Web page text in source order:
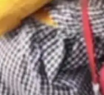
对安全性、
首先是数据
发场景，公
升的需求。
全要求较...
！ 随着各行
构成形态逐
化：不只是
力时代下，
用，以及持
AI算力网关
理和成本治
看得清、管
作者之一。
作者之一。
家。 Jeff D
布离职。 他
Ghema
二十多
的共同
成员，Se
界面
增强
体，这一轮
事一次补
是杭州无
体——一位全